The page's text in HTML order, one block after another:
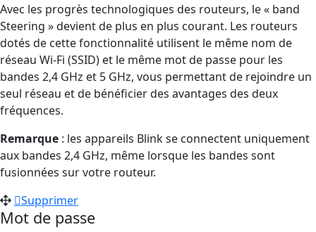
Avec les progrès technologiques des routeurs, le « band
Steering » devient de plus en plus courant. Les routeurs
dotés de cette fonctionnalité utilisent le même nom de
réseau Wi-Fi (SSID) et le même mot de passe pour les
bandes 2,4 GHz et 5 GHz, vous permettant de rejoindre un
seul réseau et de bénéficier des avantages des deux
fréquences.
Remarque : les appareils Blink se connectent uniquement
aux bandes 2,4 GHz, même lorsque les bandes sont
fusionnées sur votre routeur.
Supprimer
Mot de passe